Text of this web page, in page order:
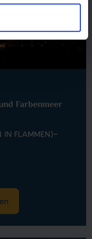
Farbenmeer
IN FLAMMEN)–